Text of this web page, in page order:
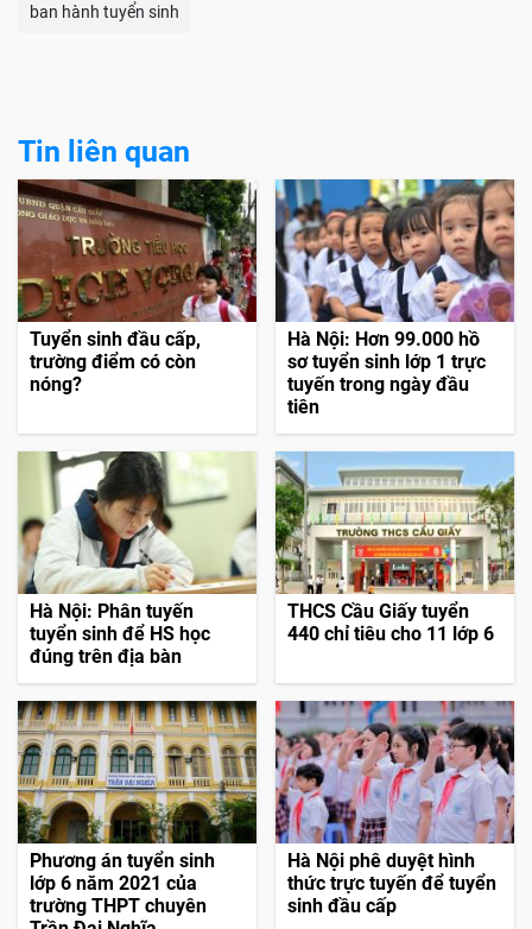
ban hành tuyển sinh
Tin liên quan
Tuyển sinh đầu cấp,
trường điểm có còn
nóng?
Hà Nội: Hơn 99.000 hồ
sơ tuyển sinh lớp 1 trực
tuyến trong ngày đầu
tiên
Hà Nội: Phân tuyến
tuyển sinh để HS học
đúng trên địa bàn
THCS Cầu Giấy tuyển
440 chỉ tiêu cho 11 lớp 6
Phương án tuyển sinh
lớp 6 năm 2021 của
trường THPT chuyên
Hà Nội phê duyệt hình
thức trực tuyến để tuyển
sinh đầu cấp